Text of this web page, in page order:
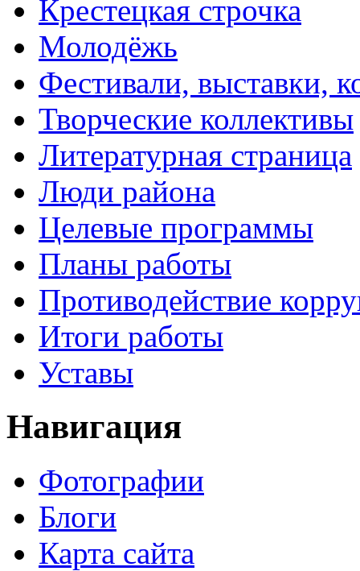
Крестецкая строчка
Молодёжь
Фестивали, выставки,
Творческие коллективы
Литературная страница
Люди района
Целевые программы
Планы работы
Противодействие
Итоги работы
Уставы
Навигация
Фотографии
Блоги
Карта сайта